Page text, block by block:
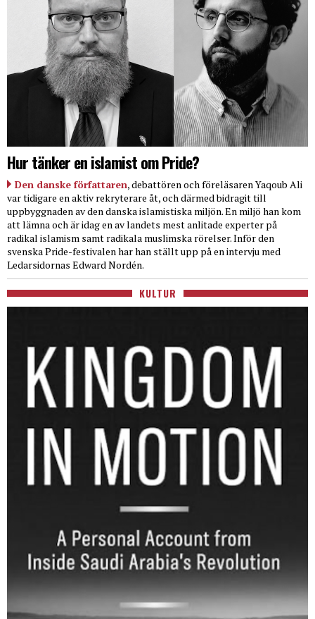
Hur tänker en islamist om Pride?
Den danske författaren, debattören och föreläsaren Yaqoub Ali
var tidigare en aktiv rekryterare åt, och därmed bidragit till
uppbyggnaden av den danska islamistiska miljön. En miljö han kom
att lämna och är idag en av landets mest anlitade experter på
radikal islamism samt radikala muslimska rörelser. Inför den
svenska Pride-festivalen har han ställt upp på en intervju med
Ledarsidornas Edward Nordén.
KULTUR